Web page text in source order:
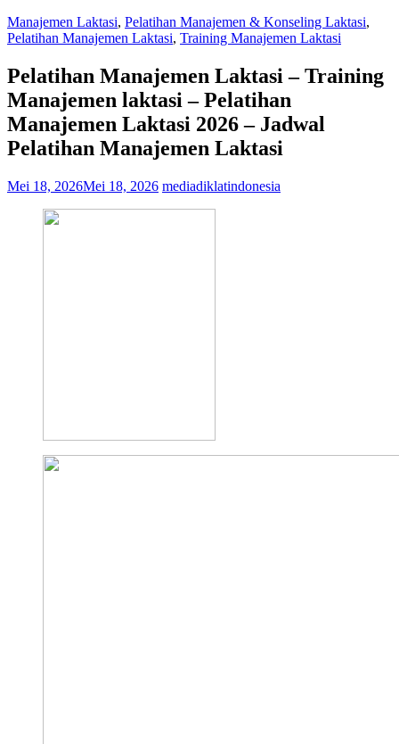
Manajemen Laktasi, Pelatihan Manajemen & Konseling Laktasi,
Pelatihan Manajemen Laktasi, Training Manajemen Laktasi
Pelatihan Manajemen Laktasi – Training
Manajemen laktasi – Pelatihan
Manajemen Laktasi 2026 – Jadwal
Pelatihan Manajemen Laktasi
Mei 18, 2026Mei 18, 2026 mediadiklatindonesia